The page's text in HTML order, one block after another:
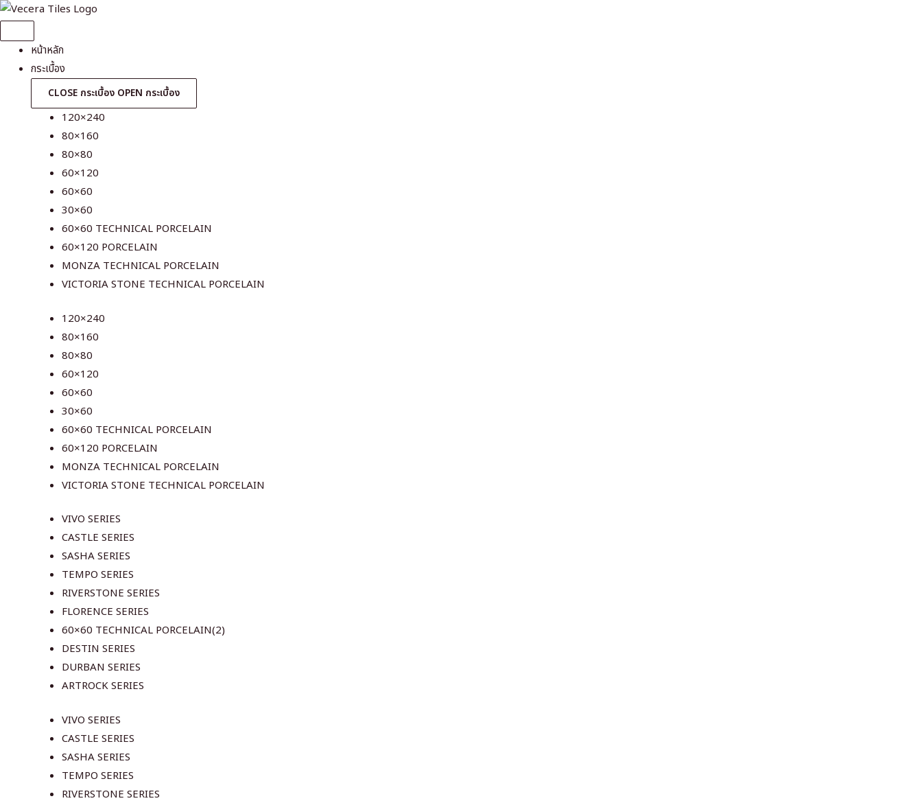
Skip
to
contentหน้าหลัก
กระเบื้อง
CLOSE กระเบื้อง OPEN กระเบื้อง
120×240
80×160
80×80
60×120
60×60
30×60
60×60 TECHNICAL PORCELAIN
60×120 PORCELAIN
MONZA TECHNICAL PORCELAIN
VICTORIA STONE TECHNICAL PORCELAIN
120×240
80×160
80×80
60×120
60×60
30×60
60×60 TECHNICAL PORCELAIN
60×120 PORCELAIN
MONZA TECHNICAL PORCELAIN
VICTORIA STONE TECHNICAL PORCELAIN
VIVO SERIES
CASTLE SERIES
SASHA SERIES
TEMPO SERIES
RIVERSTONE SERIES
FLORENCE SERIES
60×60 TECHNICAL PORCELAIN(2)
DESTIN SERIES
DURBAN SERIES
ARTROCK SERIES
VIVO SERIES
CASTLE SERIES
SASHA SERIES
TEMPO SERIES
RIVERSTONE SERIES